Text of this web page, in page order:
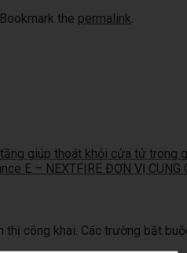
the permalink.
giúp thoát khỏi cửa tử trong
E – NEXTFIRE ĐƠN VỊ CUNG
thị công khai. Các trường bắt